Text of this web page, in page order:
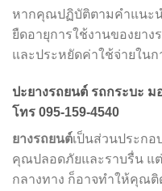
หากคุณปฏิบัติตามคำแนะน
ยืดอายุการใช้งานของยา
และประหยัดค่าใช้จ่ายในก
ปะยางรถยนต์ รถกระบะ
โทร 095-159-4540
ยางรถยนต์เป็นส่วนประก
คุณปลอดภัยและราบรื่น แ
กลางทาง ก็อาจทำให้คุณติ